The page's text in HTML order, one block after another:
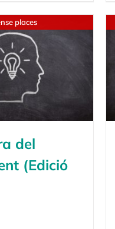
places
del
(Edició